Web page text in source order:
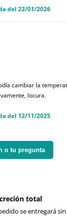
del 22/01/2026
cambiar la
locura.
del 12/11/2025
o tu pregunta
total
se entregará